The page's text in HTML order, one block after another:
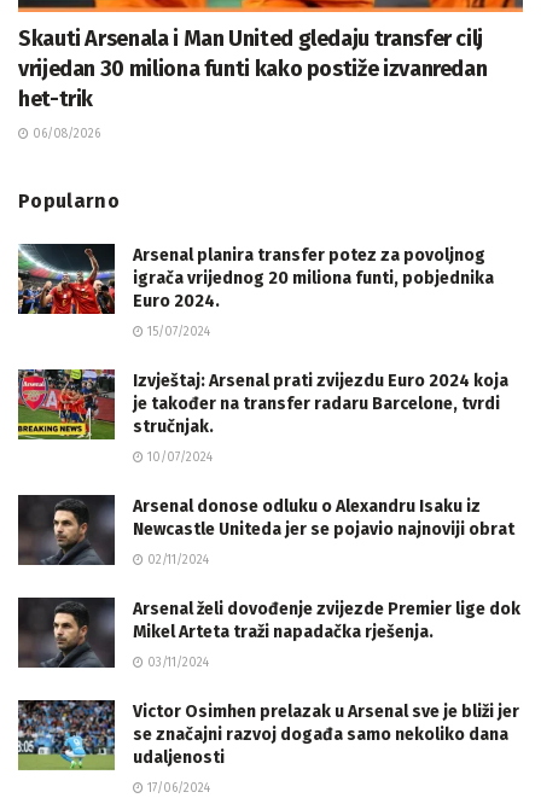
Skauti Arsenala i Man United gledaju transfer cilj
vrijedan 30 miliona funti kako postiže izvanredan
het-trik
06/08/2026
Popularno
Arsenal planira transfer potez za povoljnog
igrača vrijednog 20 miliona funti, pobjednika
Euro 2024.
15/07/2024
Izvještaj: Arsenal prati zvijezdu Euro 2024 koja
je također na transfer radaru Barcelone, tvrdi
stručnjak.
10/07/2024
Arsenal donose odluku o Alexandru Isaku iz
Newcastle Uniteda jer se pojavio najnoviji obrat
02/11/2024
Arsenal želi dovođenje zvijezde Premier lige dok
Mikel Arteta traži napadačka rješenja.
03/11/2024
Victor Osimhen prelazak u Arsenal sve je bliži jer
se značajni razvoj događa samo nekoliko dana
udaljenosti
17/06/2024